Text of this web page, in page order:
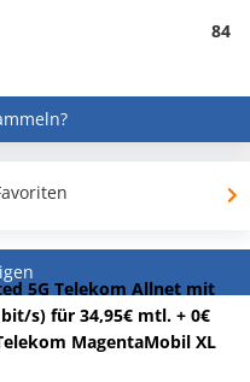
84
5G Telekom Allnet mit
s) für 34,95€ mtl. + 0€
MagentaMobil XL